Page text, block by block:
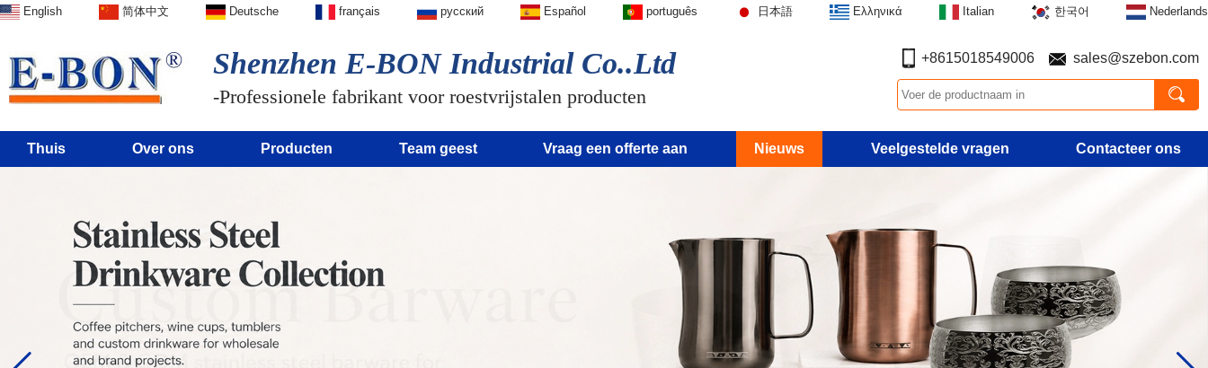
English 简体中文 Deutsche français русский Español português 日本語 Ελληνικά Italian 한국어 Nederlands
Shenzhen E-BON Industrial Co..Ltd
-Professionele fabrikant voor roestvrijstalen producten
+8615018549006 sales@szebon.com
Thuis Over ons Producten Team geest Vraag een offerte aan Nieuws Veelgestelde vragen Contacteer ons